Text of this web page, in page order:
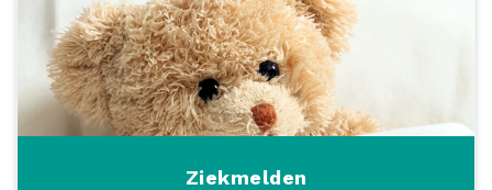
Ziekmelden